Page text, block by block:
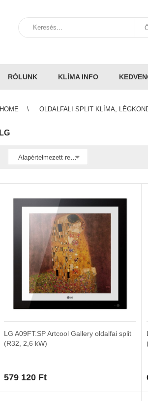
RÓLUNK KLÍMA INFO
HOME OLDALFALI SPLIT KLÍMA,
LG
Alapértelmezett rendezés
LG A09FT.SP Artcool Gallery oldalfai split
(R32, 2,6 kW)
579 120 Ft